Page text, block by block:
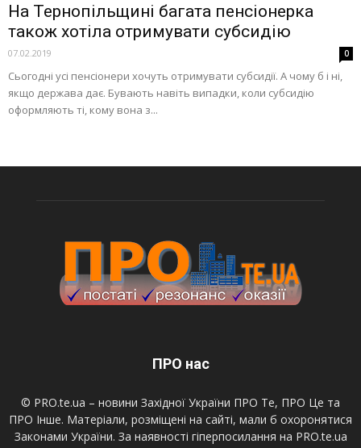
На Тернопільщині багата пенсіонерка
також хотіла отримувати субсидію
07.02.2019 0
Сьогодні усі пенсіонери хочуть отримувати субсидії. А чому б і ні,
якщо держава дає. Бувають навіть випадки, коли субсидію
оформляють ті, кому вона з...
ПРО нас
© PRO.te.ua – новини Західної України ПРО Те, ПРО Це та
ПРО Інше. Матеріали, розміщені на сайті, мали б охоронятися
Законами України. За наявності гіперпосилання на PRO.te.ua